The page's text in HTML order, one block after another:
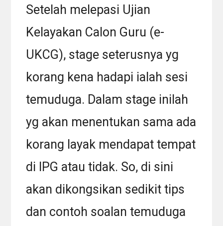
Setelah melepasi Ujian
Kelayakan Calon Guru (e-
UKCG), stage seterusnya yg
korang kena hadapi ialah sesi
temuduga. Dalam stage inilah
yg akan menentukan sama ada
korang layak mendapat tempat
di IPG atau tidak. So, di sini
akan dikongsikan sedikit tips
dan contoh soalan temuduga